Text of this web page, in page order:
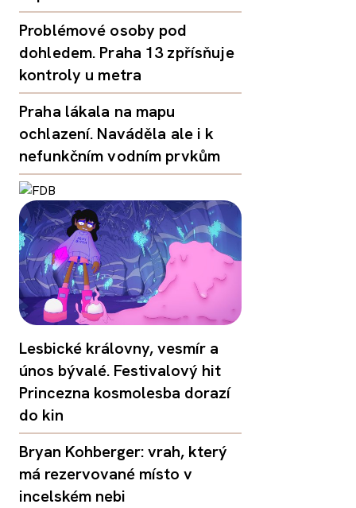
Problémové osoby pod
dohledem. Praha 13 zpřísňuje
kontroly u metra
Praha lákala na mapu
ochlazení. Naváděla ale i k
nefunkčním vodním prvkům
Lesbické královny, vesmír a
únos bývalé. Festivalový hit
Princezna kosmolesba dorazí
do kin
Bryan Kohberger: vrah, který
má rezervované místo v
incelském nebi